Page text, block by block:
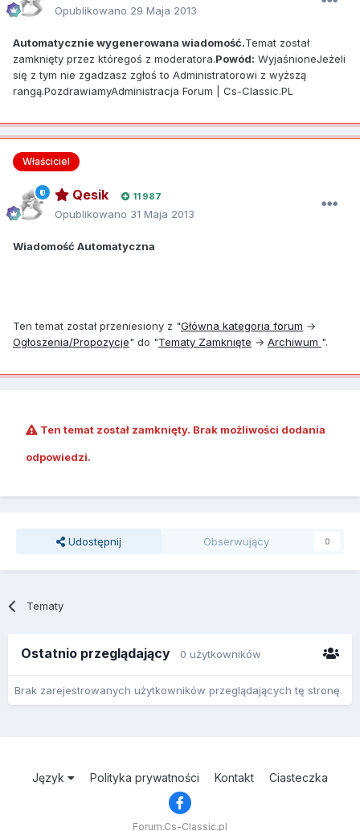
Opublikowano 29 Maja 2013
Automatycznie wygenerowana wiadomość.Temat został
zamknięty przez któregoś z moderatora.Powód: WyjaśnioneJeżeli
się z tym nie zgadzasz zgłoś to Administratorowi z wyższą
rangą.PozdrawiamyAdministracja Forum | Cs-Classic.PL
Właściciel
Qesik 11 987
Opublikowano 31 Maja 2013
Wiadomość Automatyczna
Ten temat został przeniesiony z "Główna kategoria forum →
Ogłoszenia/Propozycje" do "Tematy Zamknięte → Archiwum ".
Ten temat został zamknięty. Brak możliwości dodania
odpowiedzi.
Udostępnij Obserwujący 0
Tematy
Ostatnio przeglądający 0 użytkowników
Brak zarejestrowanych użytkowników przeglądających tę stronę.
Język Polityka prywatności Kontakt Ciasteczka
Forum.Cs-Classic.pl